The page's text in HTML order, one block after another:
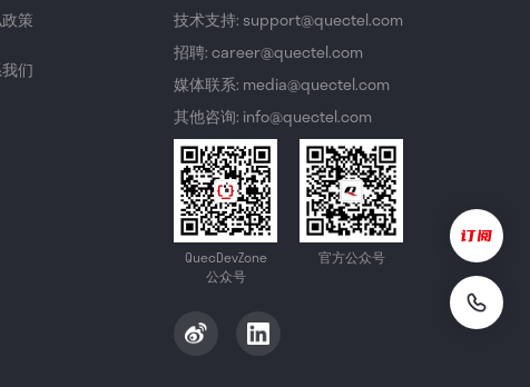
策
们
技术支持: support@quectel.com
招聘: career@quectel.com
媒体联系: media@quectel.com
其他咨询: info@quectel.com
QuecDevZone
公众号
官方公众号